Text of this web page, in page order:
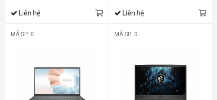
Liên hệ Liên hệ
MÃ SP: 0 MÃ SP: 0